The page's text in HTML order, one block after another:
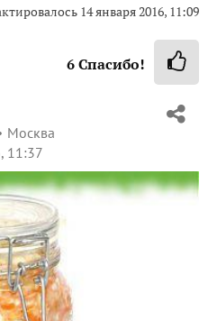
14 января 2016, 11:09
6Спасибо!
Москва
11:37